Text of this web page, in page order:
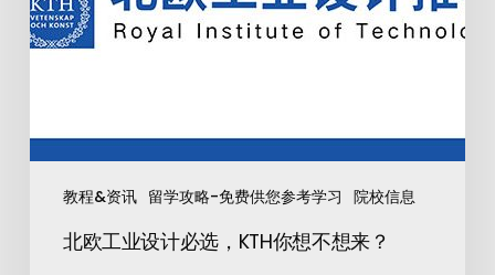
教程&资讯 留学攻略-免费供您参考学习 院校信息
北欧工业设计必选，KTH你想不想来？